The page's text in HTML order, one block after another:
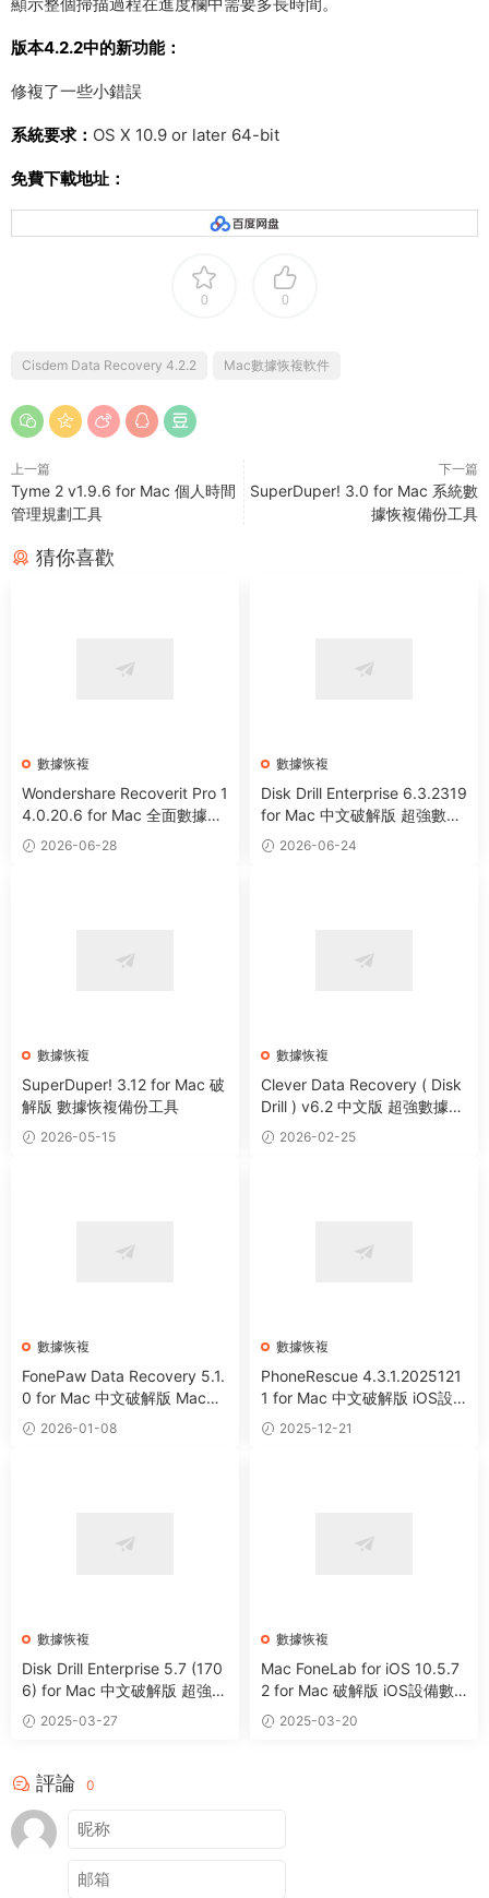
版本4.2.2中的新功能：
修複了一些小錯誤
系統要求： OS X 10.9 or later 64-bit
免費下載地址：
0 0
Cisdem Data Recovery 4.2.2 Mac數據恢複軟件
上一篇
Tyme 2 v1.9.6 for Mac 個人時間
管理規劃工具
下一篇
SuperDuper! 3.0 for Mac 系統數
據恢複備份工具
猜你喜歡
數據恢複
Wondershare Recoverit Pro 1
4.0.20.6 for Mac 全面數據恢
複工具
2026-06-28
數據恢複
Disk Drill Enterprise 6.3.2319
for Mac 中文破解版 超強數據
恢複軟件
2026-06-24
數據恢複
SuperDuper! 3.12 for Mac 破
解版 數據恢複備份工具
2026-05-15
數據恢複
Clever Data Recovery ( Disk
Drill ) v6.2 中文版 超強數據恢
複軟件
2026-02-25
數據恢複
FonePaw Data Recovery 5.1.
0 for Mac 中文破解版 Mac專
業數據恢複軟件
2026-01-08
數據恢複
PhoneRescue 4.3.1.2025121
1 for Mac 中文破解版 iOS設
備數據恢複軟件
2025-12-21
數據恢複
Disk Drill Enterprise 5.7 (170
6) for Mac 中文破解版 超強數
據恢複軟件
2025-03-27
數據恢複
Mac FoneLab for iOS 10.5.7
2 for Mac 破解版 iOS設備數
據恢複軟件
2025-03-20
評論 0